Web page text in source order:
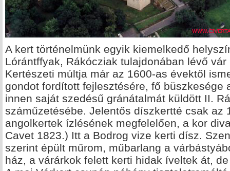
A kert történelmünk egyik kiemelkedő
Lórántffyak, Rákócziak tulajdonában lévő
Kertészeti múltja már az 1600-as évektől
gondot fordított fejlesztésére, fő büszkesége
innen saját szedésű gránátalmát küldött II.
száműzetésébe. Jelentős díszkertté csak az
angolkertek ízlésének megfelelően, a kor
Cavet 1823.) Itt a Bodrog vize kerti dísz.
szerint épült műrom, műbarlang a
ház, a várárkok felett kerti hidak íveltek át,